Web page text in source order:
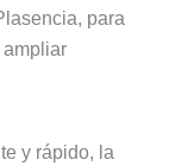
para
y rápido, la